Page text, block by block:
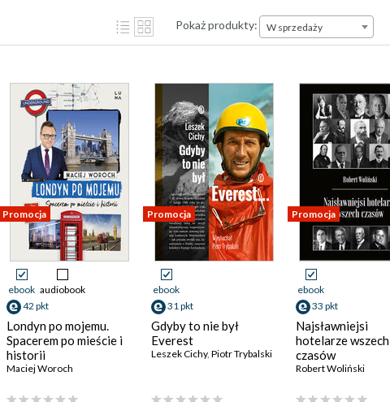
Pokaż produkty: W sprzedaży
Promocja
ebook audiobook
42 pkt
Londyn po mojemu.
Spacerem po mieście i
historii
Maciej Woroch
Promocja
ebook
31 pkt
Gdyby to nie był
Everest
Leszek Cichy, Piotr Trybalski
Promocja
ebook
33 pkt
Najsławniejsi
hotelarze wszech
czasów
Robert Woliński